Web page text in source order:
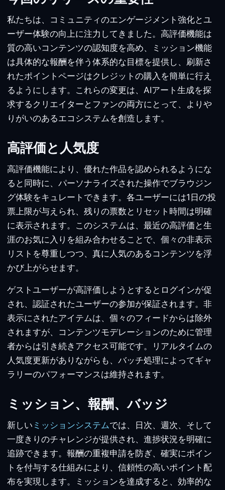
私たちは、コミュニティのエンゲージメント強化とユ
ーザー体験の向上に注力してきました。高評価機能は
質の高いコンテンツの認知度を高め、ミッション機能
は具体的な報酬を伴う体系的な目標を提供し、刷新さ
れたポイントページはクレジットの購入を簡単に行え
るようにします。これらの変更は、AIアート生成を探
求するクリエイターとファンの両方にとって、よりや
りがいのあるエコシステムを創造します。
高評価と人気度
高評価機能により、優れた作品を認められるようにな
ると同時に、パーソナライズされた操作でブラウジン
グ体験をキュレートできます。各ユーザーには1日の投
票上限が与えられ、残りの票数とリセット時間は明確
に表示されます。このシステムは、最近の高評価と生
涯のお気に入りを組み合わせることで、個々の非表示
リストを尊重しつつ、真に人気のあるコンテンツを浮
かび上がらせます。
ゲストユーザーが高評価しようとするとログインが促
され、認証されたユーザーの参加が保証されます。非
表示にされたアイテムは、個々のフィードからは除外
されますが、コンテンツモデレーションのために管理
者からは引き続きアクセス可能です。リアルタイムの
人気度更新がありながらも、バッチ処理によってギャ
ラリーのパフォーマンスは維持されます。
ミッション、報酬、バッジ
新しい ミッションシステムでは、日次、週次、そして
一度きりのチャレンジが提供され、進捗状況を明確に
追跡できます。報酬の重複申請を防ぎ、確実にポイン
トを付与する仕組みにより、信頼性の高いポイント配
布を実現します。ミッションを達成すると、効率的な